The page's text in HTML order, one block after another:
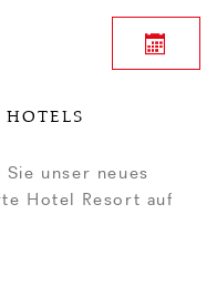
ROCCO FORTE HOTELS
Sie unser neues
Hotel Resort auf